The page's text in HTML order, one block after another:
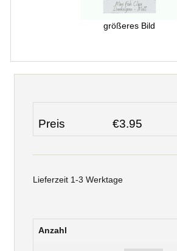
größeres Bild
Preis €3.95
Lieferzeit 1-3 Werktage
Anzahl